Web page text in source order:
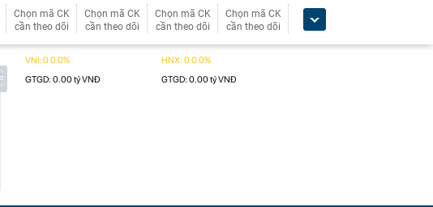
Chọn mã CK
cần theo dõi
Chọn mã CK
cần theo dõi
Chọn mã CK
cần theo dõi
Chọn mã CK
cần theo dõi